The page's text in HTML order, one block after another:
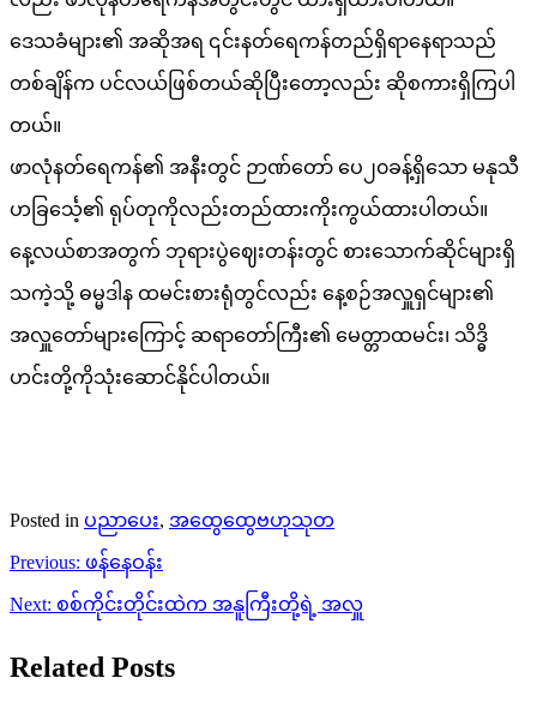
ဒေသခံများ၏ အဆိုအရ ၎င်းနတ်ရေကန်တည်ရှိရာနေရာသည်
တစ်ချိန်က ပင်လယ်ဖြစ်တယ်ဆိုပြီးတော့လည်း ဆိုစကားရှိကြပါ
တယ်။
ဖာလုံနတ်ရေကန်၏ အနီးတွင် ဉာဏ်တော် ပေ၂၀ခန့်ရှိသော မနုသီ
ဟခြင်္သေ့၏ ရုပ်တုကိုလည်းတည်ထားကိုးကွယ်ထားပါတယ်။
နေ့လယ်စာအတွက် ဘုရားပွဲဈေးတန်းတွင် စားသောက်ဆိုင်များရှိ
သကဲ့သို့ ဓမ္မဒါန ထမင်းစားရုံတွင်လည်း နေ့စဉ်အလှူရှင်များ၏
အလှူတော်များကြောင့် ဆရာတော်ကြီး၏ မေတ္တာထမင်း၊ သိဒ္ဓိ
ဟင်းတို့ကိုသုံးဆောင်နိုင်ပါတယ်။
Posted in ပညာပေး, အထွေထွေဗဟုသုတ
Post
navigation
Previous: ဖန်နေဝန်း
Next: စစ်ကိုင်းတိုင်းထဲက အနူကြီးတို့ရဲ့ အလှူ
Related Posts